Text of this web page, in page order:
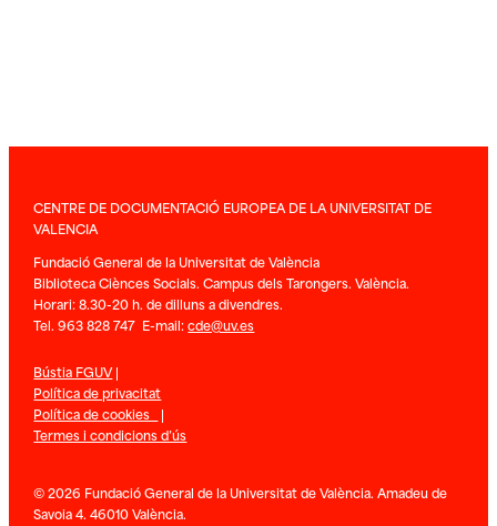
CENTRE DE DOCUMENTACIÓ EUROPEA DE LA UNIVERSITAT DE
VALENCIA
Fundació General de la Universitat de València
Biblioteca Ciènces Socials. Campus dels Tarongers. València.
Horari: 8.30-20 h. de dilluns a divendres.
Tel. 963 828 747 E-mail:cde@uv.es
Bústia FGUV|
Política de privacitat
Política de cookies |
Termes i condicions d’ús
© 2026 Fundació General de la Universitat de València. Amadeu de
Savoia 4. 46010 València.